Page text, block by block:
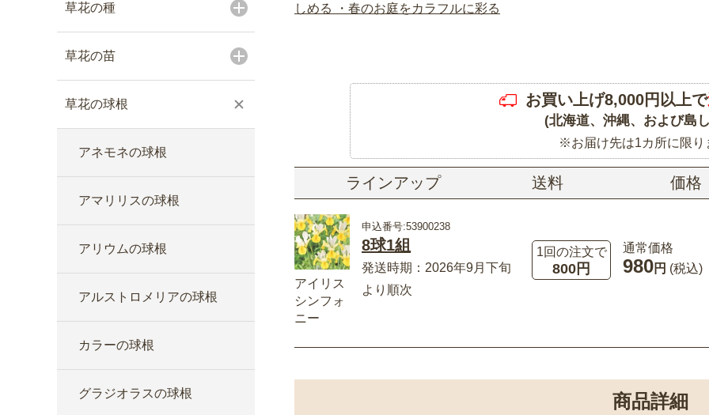
草花の種
草花の苗
草花の球根
アネモネの球根
アマリリスの球根
アリウムの球根
アルストロメリアの球根
カラーの球根
グラジオラスの球根
お買い上げ8,000円以上で
(北海道、沖縄、および島
※お届け先は1カ所に限り
ラインアップ 送料 価格
アイリス
シンフォ
ニー
申込番号:53900238
8球1組
発送時期：2026年9月下旬
より順次
1回の注文で
800円
通常価格
980円 (税込)
商品詳細